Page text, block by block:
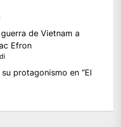
de Vietnam a
Efron
protagonismo en “El